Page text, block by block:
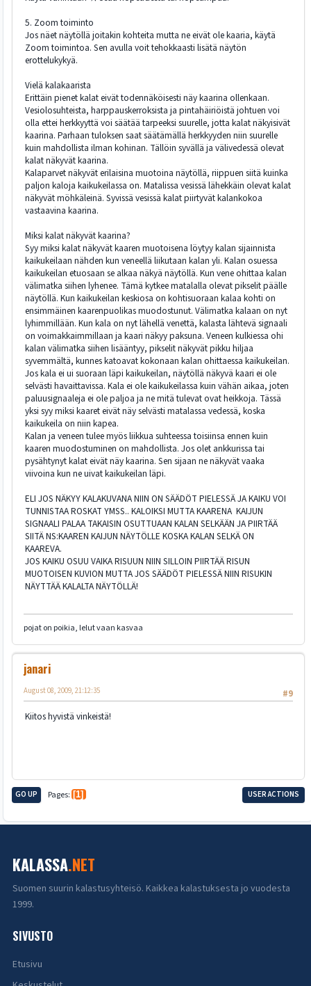
5. Zoom toiminto
Jos näet näytöllä joitakin kohteita mutta ne eivät ole kaaria, käytä
Zoom toimintoa. Sen avulla voit tehokkaasti lisätä näytön
erottelukykyä.
Vielä kalakaarista
Erittäin pienet kalat eivät todennäköisesti näy kaarina ollenkaan.
Vesiolosuhteista, harppauskerroksista ja pintahäiriöistä johtuen voi
olla ettei herkkyyttä voi säätää tarpeeksi suurelle, jotta kalat näkyisivät
kaarina. Parhaan tuloksen saat säätämällä herkkyyden niin suurelle
kuin mahdollista ilman kohinan. Tällöin syvällä ja välivedessä olevat
kalat näkyvät kaarina.
Kalaparvet näkyvät erilaisina muotoina näytöllä, riippuen siitä kuinka
paljon kaloja kaikukeilassa on. Matalissa vesissä lähekkäin olevat kalat
näkyvät möhkäleinä. Syvissä vesissä kalat piirtyvät kalankokoa
vastaavina kaarina.
Miksi kalat näkyvät kaarina?
Syy miksi kalat näkyvät kaaren muotoisena löytyy kalan sijainnista
kaikukeilaan nähden kun veneellä liikutaan kalan yli. Kalan osuessa
kaikukeilan etuosaan se alkaa näkyä näytöllä. Kun vene ohittaa kalan
välimatka siihen lyhenee. Tämä kytkee matalalla olevat pikselit päälle
näytöllä. Kun kaikukeilan keskiosa on kohtisuoraan kalaa kohti on
ensimmäinen kaarenpuolikas muodostunut. Välimatka kalaan on nyt
lyhimmillään. Kun kala on nyt lähellä venettä, kalasta lähtevä signaali
on voimakkaimmillaan ja kaari näkyy paksuna. Veneen kulkiessa ohi
kalan välimatka siihen lisääntyy, pikselit näkyvät pikku hiljaa
syvemmältä, kunnes katoavat kokonaan kalan ohittaessa kaikukeilan.
Jos kala ei ui suoraan läpi kaikukeilan, näytöllä näkyvä kaari ei ole
selvästi havaittavissa. Kala ei ole kaikukeilassa kuin vähän aikaa, joten
paluusignaaleja ei ole paljoa ja ne mitä tulevat ovat heikkoja. Tässä
yksi syy miksi kaaret eivät näy selvästi matalassa vedessä, koska
kaikukeila on niin kapea.
Kalan ja veneen tulee myös liikkua suhteessa toisiinsa ennen kuin
kaaren muodostuminen on mahdollista. Jos olet ankkurissa tai
pysähtynyt kalat eivät näy kaarina. Sen sijaan ne näkyvät vaaka
viivoina kun ne uivat kaikukeilan läpi.
ELI JOS NÄKYY KALAKUVANA NIIN ON SÄÄDÖT PIELESSÄ JA KAIKU VOI
TUNNISTAA ROSKAT YMSS.. KALOIKSI MUTTA KAARENA KAIJUN
SIGNAALI PALAA TAKAISIN OSUTTUAAN KALAN SELKÄÄN JA PIIRTÄÄ
SIITÄ NS:KAAREN KAIJUN NÄYTÖLLE KOSKA KALAN SELKÄ ON
KAAREVA.
JOS KAIKU OSUU VAIKA RISUUN NIIN SILLOIN PIIRTÄÄ RISUN
MUOTOISEN KUVION MUTTA JOS SÄÄDÖT PIELESSÄ NIIN RISUKIN
NÄYTTÄÄ KALALTA NÄYTÖLLÄ!
pojat on poikia, lelut vaan kasvaa
janari
#9
August 08, 2009, 21:12:35
Kiitos hyvistä vinkeistä!
GO UP Pages 1 USER ACTIONS
KALASSA.NET
Suomen suurin kalastusyhteisö. Kaikkea kalastuksesta jo vuodesta
1999.
SIVUSTO
Etusivu